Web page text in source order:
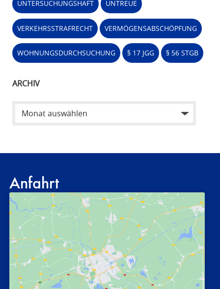
UNTERSUCHUNGSHAFT UNTREUE
VERKEHRSSTRAFRECHT VERMÖGENSABSCHÖPFUNG
WOHNUNGSDURCHSUCHUNG § 17 JGG § 56 STGB
ARCHIV
Anfahrt